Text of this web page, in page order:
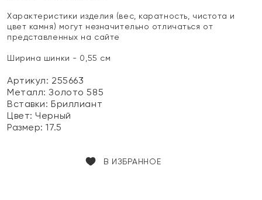
Характеристики изделия (вес, каратность, чистота и
цвет камня) могут незначительно отличаться от
представленных на сайте
Ширина шинки - 0,55 см
Артикул: 255663
Металл:Золото 585
Вставки:Бриллиант
Цвет:Черный
Размер:17.5
В ИЗБРАННОЕ